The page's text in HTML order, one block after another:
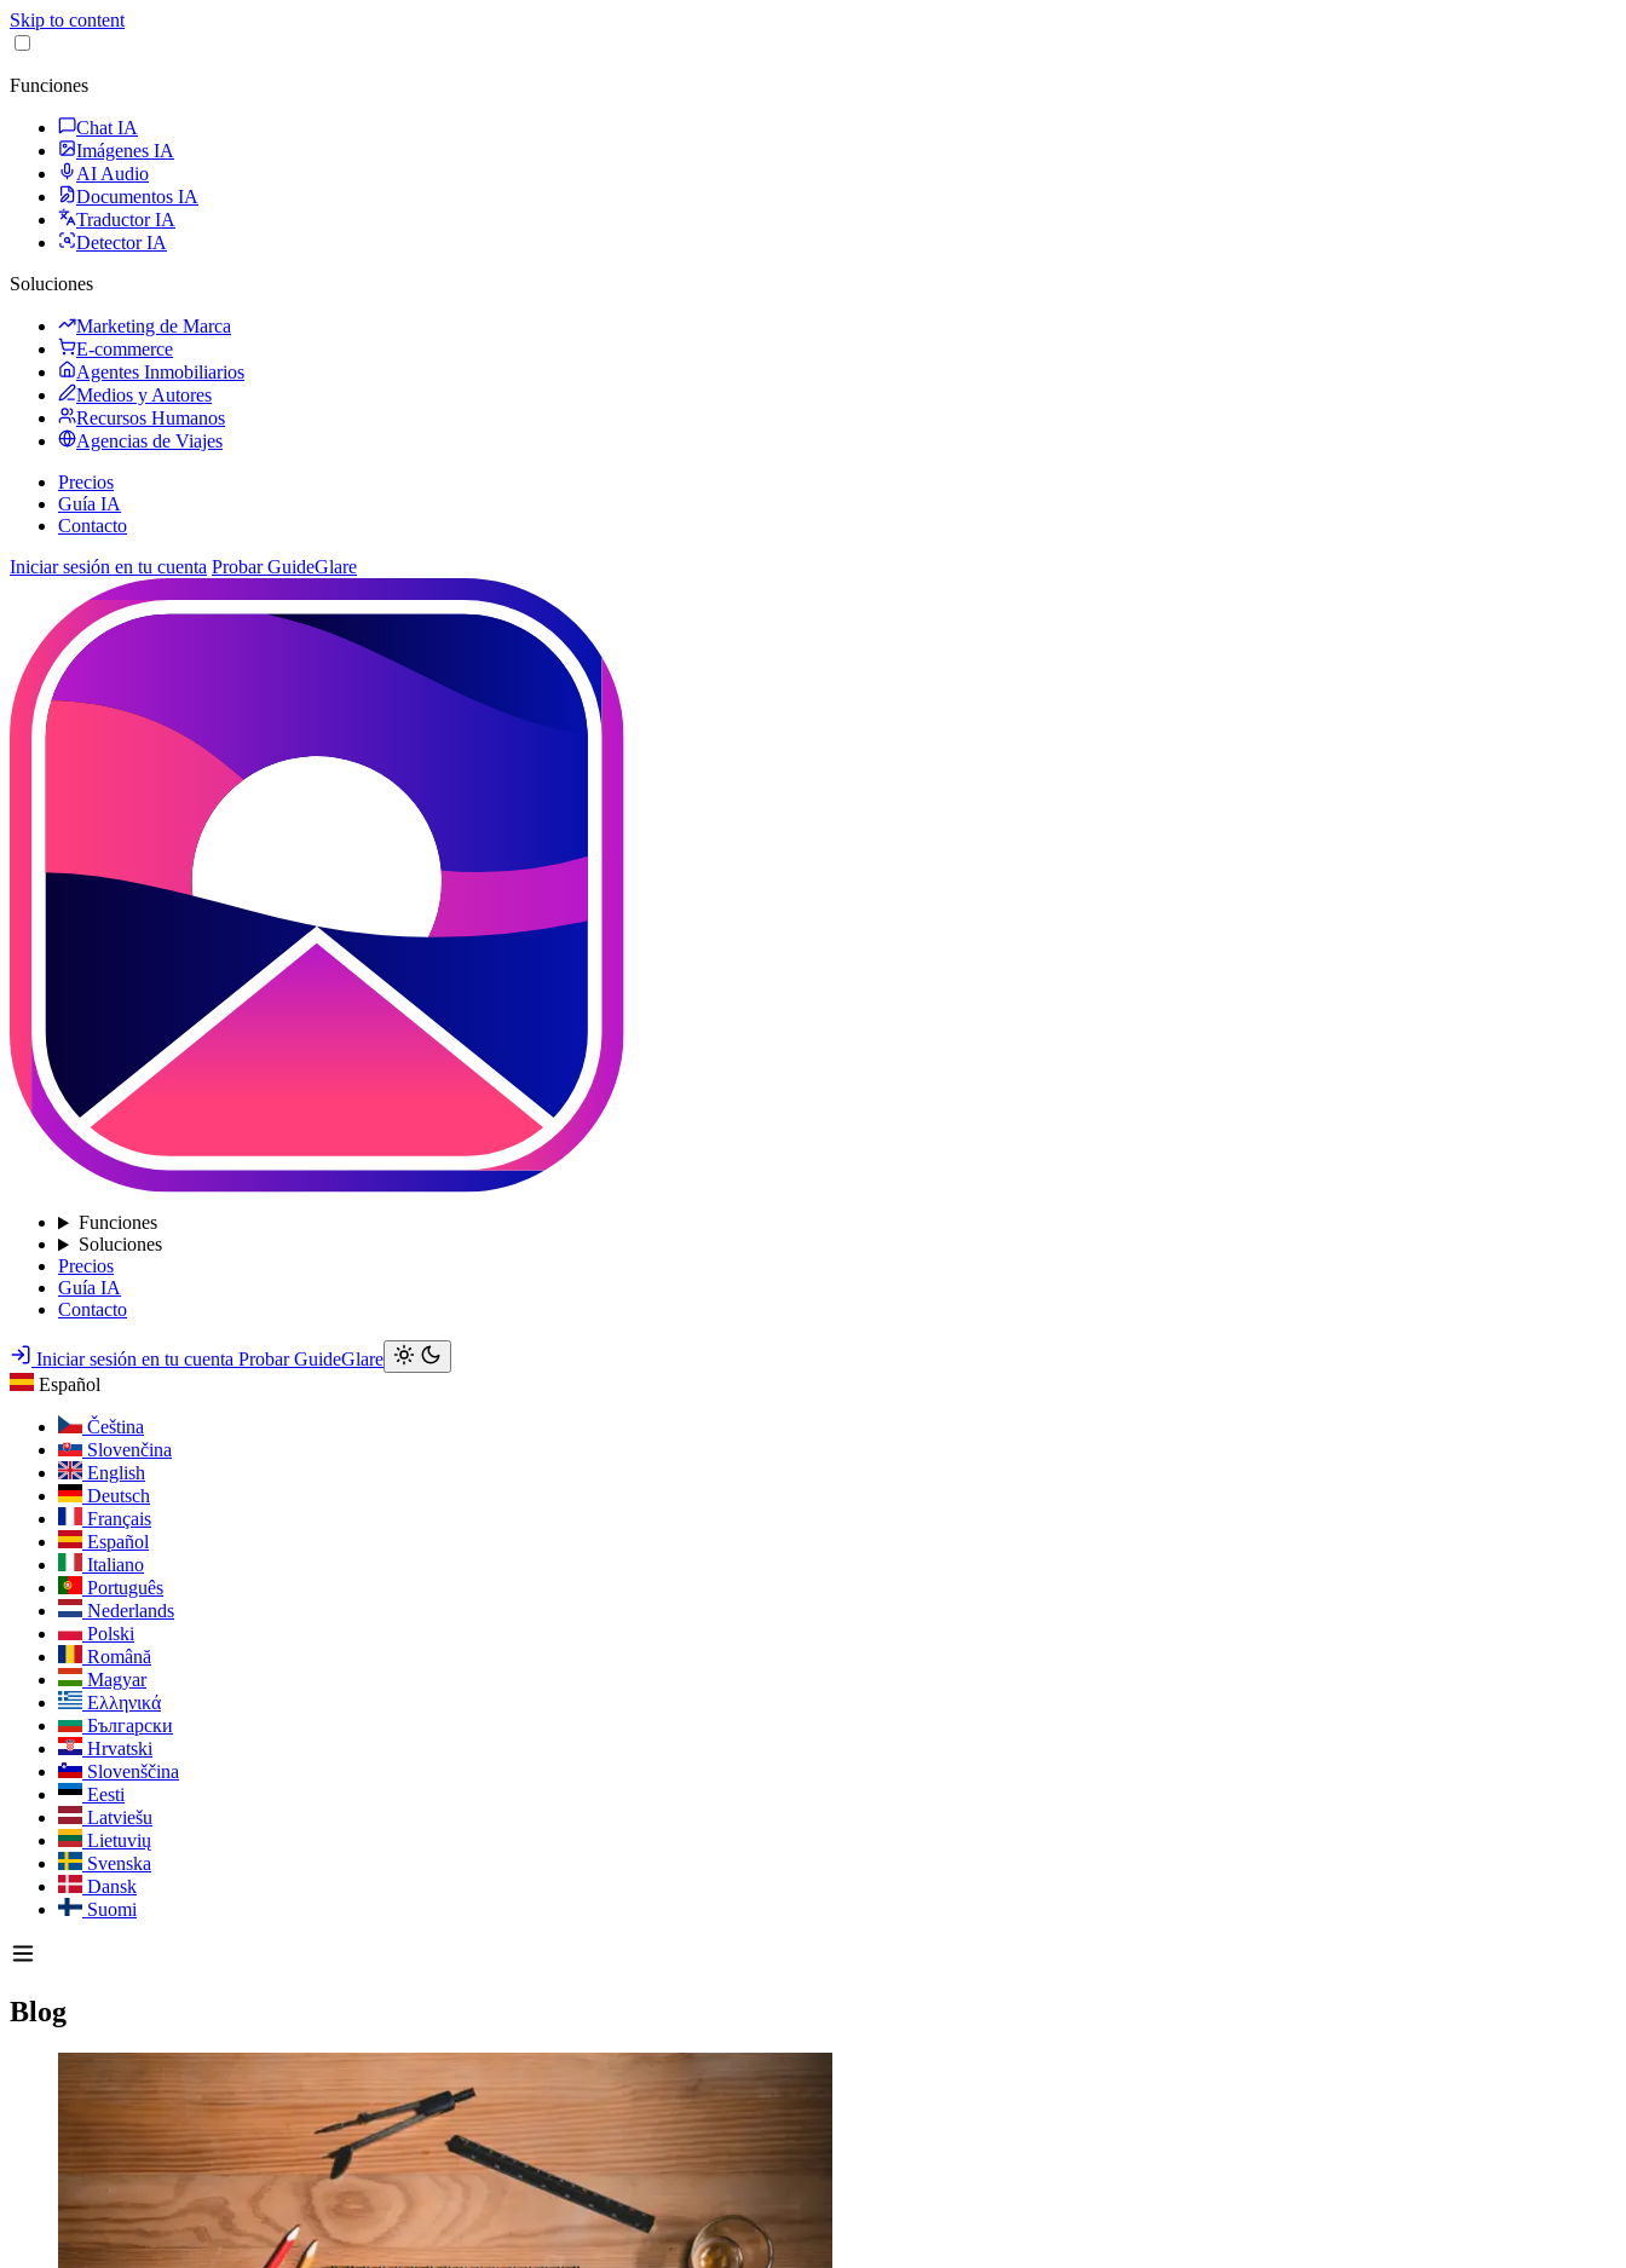
Skip to content
Funciones
Chat IA
Imágenes IA
AI Audio
Documentos IA
Traductor IA
Detector IA
Soluciones
Marketing de Marca
E-commerce
Agentes Inmobiliarios
Medios y Autores
Recursos Humanos
Agencias de Viajes
Precios
Guía IA
Contacto
Iniciar sesión en tu cuenta Probar GuideGlare
Funciones
Soluciones
Precios
Guía IA
Contacto
Iniciar sesión en tu cuenta Probar GuideGlare
Español
Čeština
Slovenčina
English
Deutsch
Français
Español
Italiano
Português
Nederlands
Polski
Română
Magyar
Ελληνικά
Български
Hrvatski
Slovenščina
Eesti
Latviešu
Lietuvių
Svenska
Dansk
Suomi
Blog